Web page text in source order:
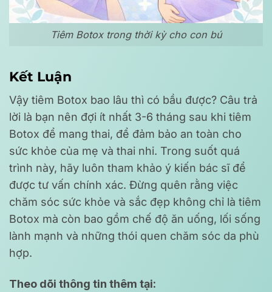
Tiêm Botox trong thời kỳ cho con bú
Kết Luận
Vậy tiêm Botox bao lâu thì có bầu được? Câu trả
lời là bạn nên đợi ít nhất 3-6 tháng sau khi tiêm
Botox để mang thai, để đảm bảo an toàn cho
sức khỏe của mẹ và thai nhi. Trong suốt quá
trình này, hãy luôn tham khảo ý kiến bác sĩ để
được tư vấn chính xác. Đừng quên rằng việc
chăm sóc sức khỏe và sắc đẹp không chỉ là tiêm
Botox mà còn bao gồm chế độ ăn uống, lối sống
lành mạnh và những thói quen chăm sóc da phù
hợp.
Theo dõi thông tin thêm tại: